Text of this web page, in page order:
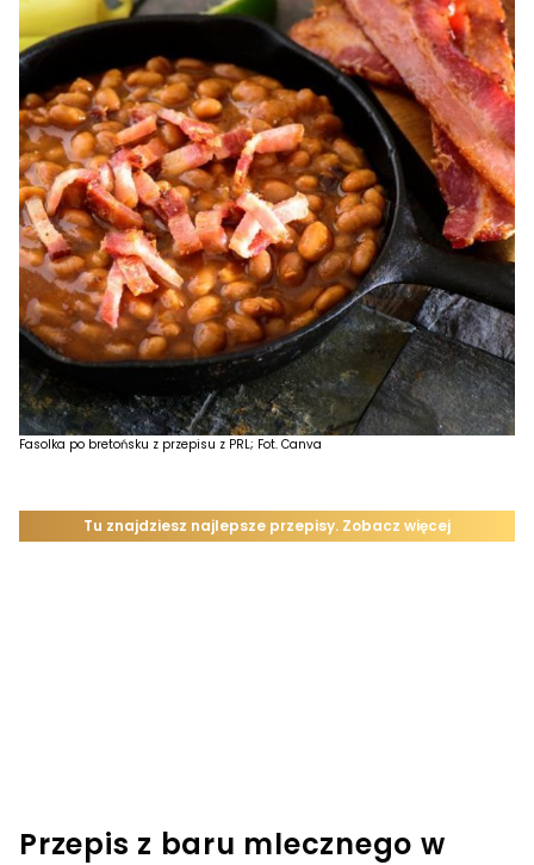
Fasolka po bretońsku z przepisu z PRL; Fot. Canva
Przepis z baru mlecznego w